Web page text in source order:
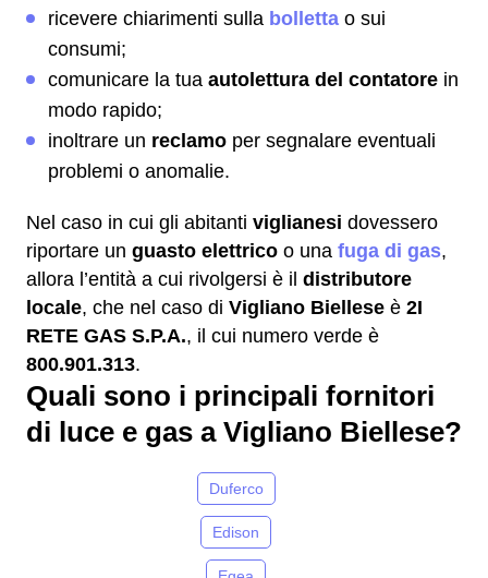
ricevere chiarimenti sulla bolletta o sui
consumi;
comunicare la tua autolettura del contatore in
modo rapido;
inoltrare un reclamo per segnalare eventuali
problemi o anomalie.
Nel caso in cui gli abitanti viglianesi dovessero
riportare un guasto elettrico o una fuga di gas,
allora l’entità a cui rivolgersi è il distributore
locale, che nel caso di Vigliano Biellese è 2I
RETE GAS S.P.A., il cui numero verde è
800.901.313.
Quali sono i principali fornitori
di luce e gas a Vigliano Biellese?
Duferco
Edison